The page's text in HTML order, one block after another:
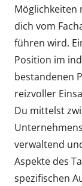
Möglichkeiten
dich vom
führen wird.
Position im
bestandenen
reizvoller
Du mittelst
verwaltend
Aspekte des
spezifischen